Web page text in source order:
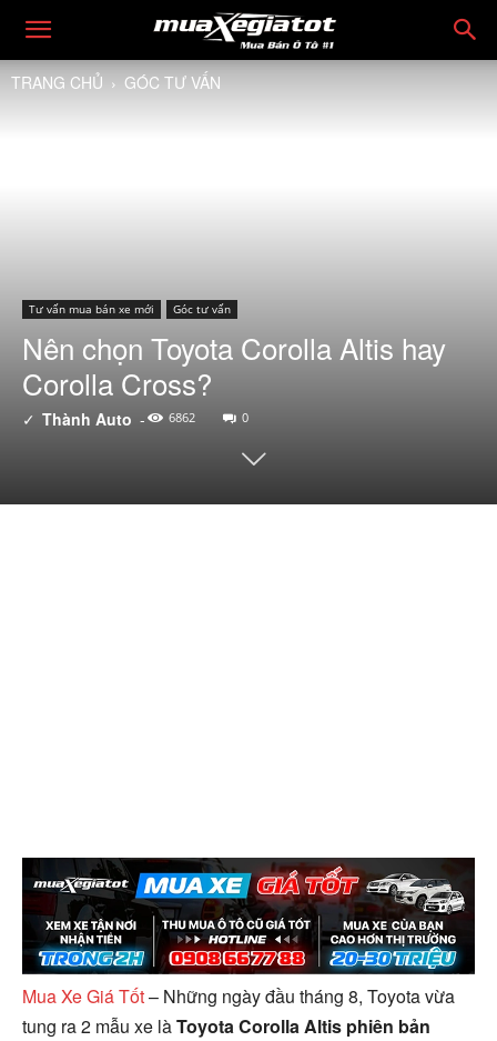
TRANG CHỦ GÓC TƯ VẤN
Tư vấn mua bán xe mới Góc tư vấn
Nên chọn Toyota Corolla Altis hay
Corolla Cross?
✓ Thành Auto - 6862 0
Mua Xe Giá Tốt– Những ngày đầu tháng 8, Toyota vừa
tung ra 2 mẫu xe làToyota Corolla Altis phiên bản